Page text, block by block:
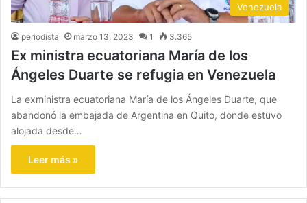
Venezuela
periodista marzo 13, 2023 1 3.365
Ex ministra ecuatoriana María de los
Ángeles Duarte se refugia en Venezuela
La exministra ecuatoriana María de los Ángeles Duarte, que
abandonó la embajada de Argentina en Quito, donde estuvo
alojada desde…
Leer más »